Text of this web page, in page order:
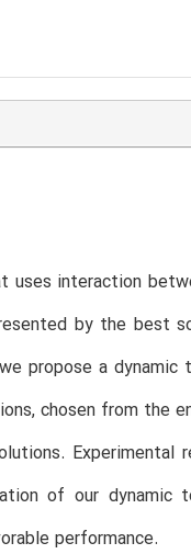
uses interaction
by the best
propose a dynamic
chosen from the
Experimental
of our dynamic
performance.